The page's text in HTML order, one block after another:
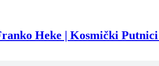
Heke | Kosmički Putnici